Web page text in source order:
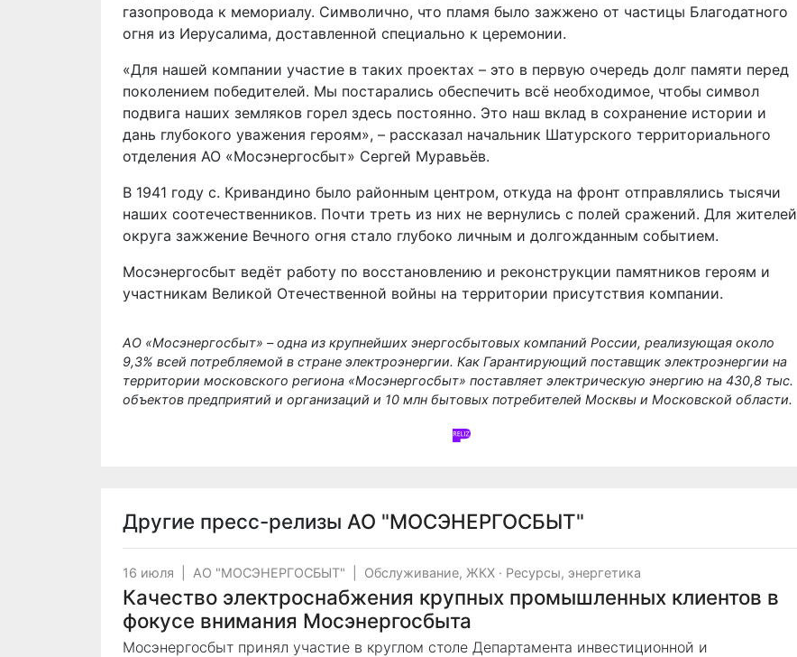
газопровода к мемориалу. Символично, что пламя было зажжено от частицы Благодатного
огня из Иерусалима, доставленной специально к церемонии.
«Для нашей компании участие в таких проектах – это в первую очередь долг памяти перед
поколением победителей. Мы постарались обеспечить всё необходимое, чтобы символ
подвига наших земляков горел здесь постоянно. Это наш вклад в сохранение истории и
дань глубокого уважения героям», – рассказал начальник Шатурского территориального
отделения АО «Мосэнергосбыт» Сергей Муравьёв.
В 1941 году с. Кривандино было районным центром, откуда на фронт отправлялись тысячи
наших соотечественников. Почти треть из них не вернулись с полей сражений. Для жителей
округа зажжение Вечного огня стало глубоко личным и долгожданным событием.
Мосэнергосбыт ведёт работу по восстановлению и реконструкции памятников героям и
участникам Великой Отечественной войны на территории присутствия компании.
АО «Мосэнергосбыт» – одна из крупнейших энергосбытовых компаний России, реализующая около
9,3% всей потребляемой в стране электроэнергии. Как Гарантирующий поставщик электроэнергии на
территории московского региона «Мосэнергосбыт» поставляет электрическую энергию на 430,8 тыс.
объектов предприятий и организаций и 10 млн бытовых потребителей Москвы и Московской области.
Другие пресс-релизы АО "МОСЭНЕРГОСБЫТ"
16 июля АО "МОСЭНЕРГОСБЫТ" Обслуживание, ЖКХ · Ресурсы, энергетика
Качество электроснабжения крупных промышленных клиентов в
фокусе внимания Мосэнергосбыта
Мосэнергосбыт принял участие в круглом столе Департамента инвестиционной и